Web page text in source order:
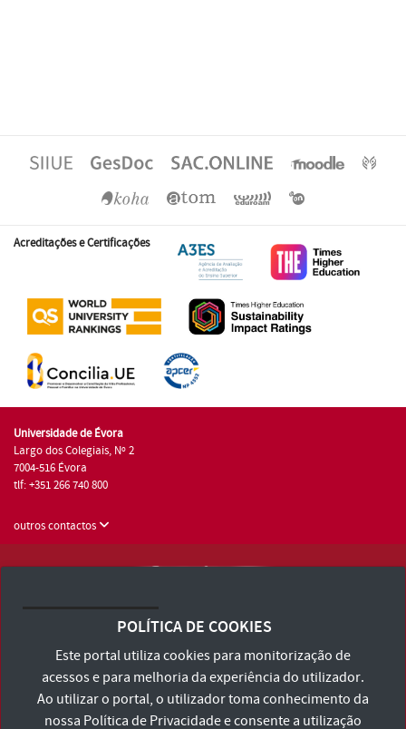
Acreditações e Certificações
Universidade de Évora
Largo dos Colegiais, Nº 2
7004-516 Évora
tlf: +351 266 740 800
outros contactos
Consulte os Termos e Condições e Política de Privacidade
Declaração de Acessibilidade
POLÍTICA DE COOKIES
Este portal utiliza cookies para monitorização de
acessos e para melhoria da experiência do utilizador.
Ao utilizar o portal, o utilizador toma conhecimento da
nossa Política de Privacidadee consente a utilização